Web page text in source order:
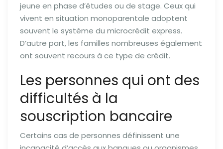
jeune en phase d’études ou de stage. Ceux qui
vivent en situation monoparentale adoptent
souvent le système du microcrédit express.
D’autre part, les familles nombreuses également
ont souvent recours à ce type de crédit.
Les personnes qui ont des
difficultés à la
souscription bancaire
Certains cas de personnes définissent une